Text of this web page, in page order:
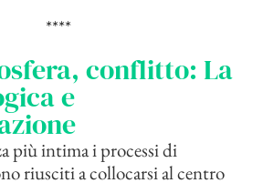
****
conflitto: La
e
più intima i processi di
riusciti a collocarsi al centro